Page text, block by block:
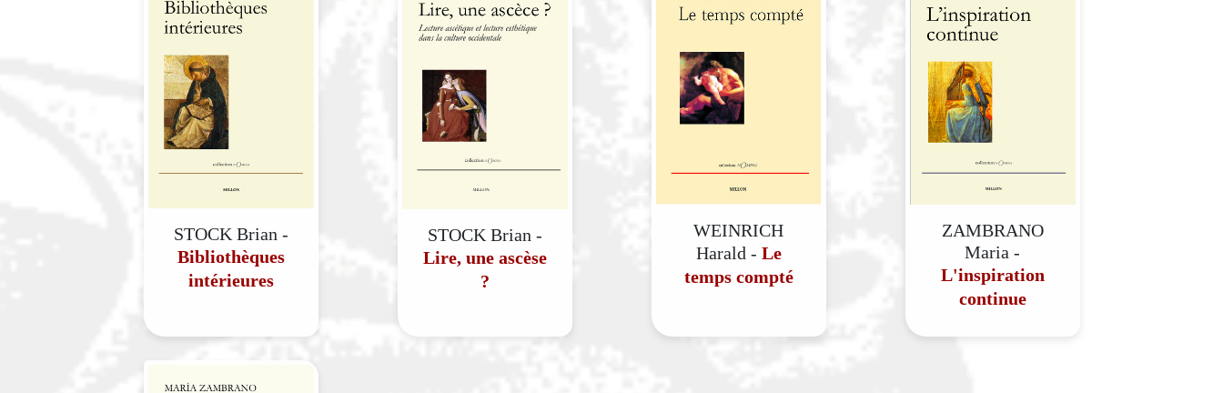
STOCK Brian -
Bibliothèques
intérieures
STOCK Brian -
Lire, une ascèse
?
WEINRICH
Harald - Le
temps compté
ZAMBRANO
Maria -
L'inspiration
continue